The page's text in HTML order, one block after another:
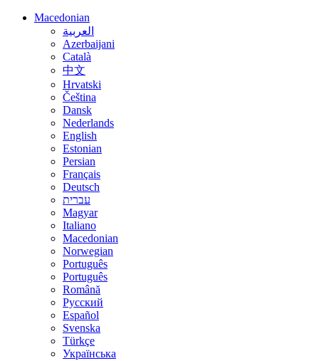
Macedonian
العربية
Azerbaijani
Català
中文
Hrvatski
Čeština
Dansk
Nederlands
English
Estonian
Persian
Français
Deutsch
עברית
Magyar
Italiano
Macedonian
Norwegian
Português
Português
Română
Русский
Español
Svenska
Türkçe
Українська